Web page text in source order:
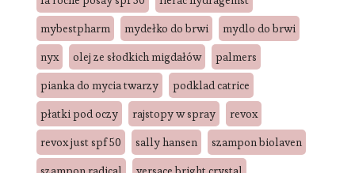
mybestpharm
mydełko do brwi
mydlo do brwi
nyx
olej ze słodkich migdałów
palmers
pianka do mycia twarzy
podklad catrice
płatki pod oczy
rajstopy w spray
revox
revox just spf 50
sally hansen
szampon biolaven